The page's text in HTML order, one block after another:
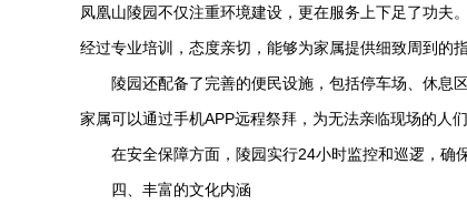
凤凰山陵园不仅注重环境建设，更在服务上下足了功夫
经过专业培训，态度亲切，能够为家属提供细致周到的指
陵园还配备了完善的便民设施，包括停车场、休息
家属可以通过手机APP远程祭拜，为无法亲临现场的人们
在安全保障方面，陵园实行24小时监控和巡逻，确
四、丰富的文化内涵